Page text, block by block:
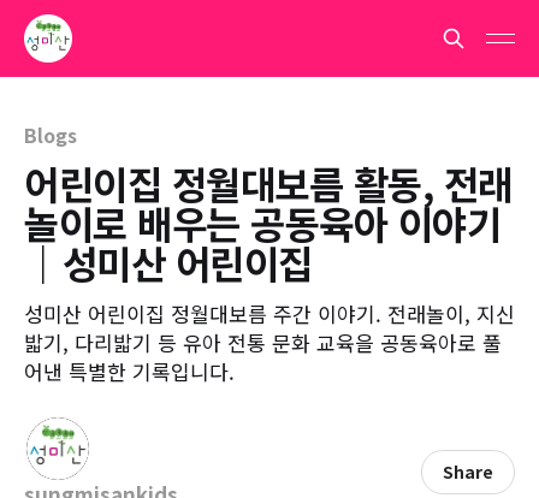
Blogs
어린이집 정월대보름 활동, 전래
놀이로 배우는 공동육아 이야기
｜성미산 어린이집
성미산 어린이집 정월대보름 주간 이야기. 전래놀이, 지신
밟기, 다리밟기 등 유아 전통 문화 교육을 공동육아로 풀
어낸 특별한 기록입니다.
Share